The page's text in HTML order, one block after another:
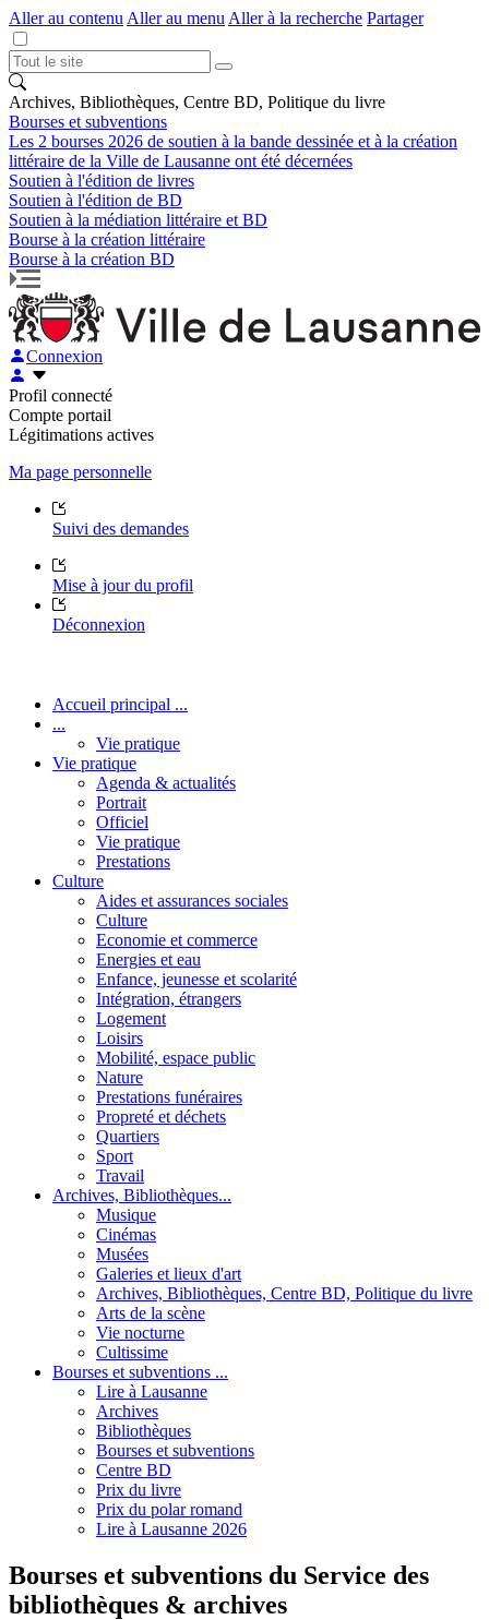
Aller au contenu Aller au menu Aller à la recherche Partager
Archives, Bibliothèques, Centre BD, Politique du livre
Bourses et subventions
Les 2 bourses 2026 de soutien à la bande dessinée et à la création
littéraire de la Ville de Lausanne ont été décernées
Soutien à l'édition de livres
Soutien à l'édition de BD
Soutien à la médiation littéraire et BD
Bourse à la création littéraire
Bourse à la création BD
Connexion
Profil connecté
Compte portail
Légitimations actives
Ma page personnelle
Suivi des demandes
Mise à jour du profil
Déconnexion
Accueil principal ...
...
Vie pratique
Vie pratique
Agenda & actualités
Portrait
Officiel
Vie pratique
Prestations
Culture
Aides et assurances sociales
Culture
Economie et commerce
Energies et eau
Enfance, jeunesse et scolarité
Intégration, étrangers
Logement
Loisirs
Mobilité, espace public
Nature
Prestations funéraires
Propreté et déchets
Quartiers
Sport
Travail
Archives, Bibliothèques...
Musique
Cinémas
Musées
Galeries et lieux d'art
Archives, Bibliothèques, Centre BD, Politique du livre
Arts de la scène
Vie nocturne
Cultissime
Bourses et subventions ...
Lire à Lausanne
Archives
Bibliothèques
Bourses et subventions
Centre BD
Prix du livre
Prix du polar romand
Lire à Lausanne 2026
Bourses et subventions du Service des
bibliothèques & archives